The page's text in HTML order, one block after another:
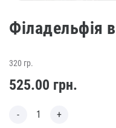
Філадельфія в
320 гр.
525.00 грн.